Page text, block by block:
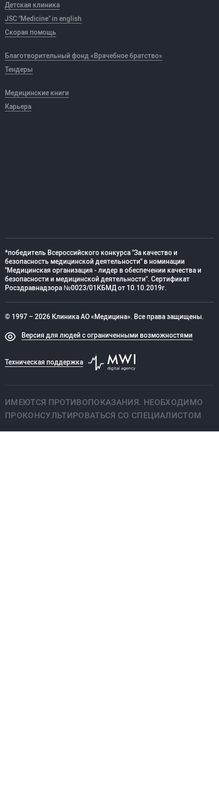
Детская клиника
JSC "Medicine" in english
Скорая помощь
Благотворительный фонд «Врачебное братство»
Тендеры
Медицинские книги
Карьера
*победитель Всероссийского конкурса "За качество и
безопасность медицинской деятельности" в номинации
"Медицинская организация - лидер в обеспечении качества и
безопасности и медицинской деятельности". Сертификат
Росздравнадзора №0023/01КБМД от 10.10.2019г.
© 1997 – 2026 Клиника АО «Медицина». Все права защищены.
Версия для людей с ограниченными возможностями
Техническая поддержка
ИМЕЮТСЯ ПРОТИВОПОКАЗАНИЯ. НЕОБХОДИМО
ПРОКОНСУЛЬТИРОВАТЬСЯ СО СПЕЦИАЛИСТОМ